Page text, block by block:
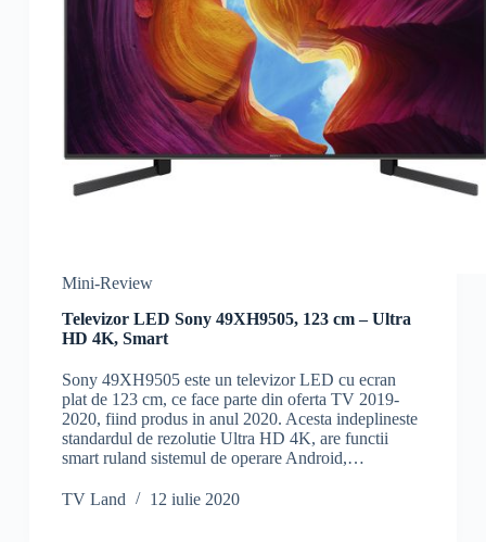
Mini-Review
Televizor LED Sony 49XH9505, 123 cm – Ultra
HD 4K, Smart
Sony 49XH9505 este un televizor LED cu ecran
plat de 123 cm, ce face parte din oferta TV 2019-
2020, fiind produs in anul 2020. Acesta indeplineste
standardul de rezolutie Ultra HD 4K, are functii
smart ruland sistemul de operare Android,…
TV Land 12 iulie 2020